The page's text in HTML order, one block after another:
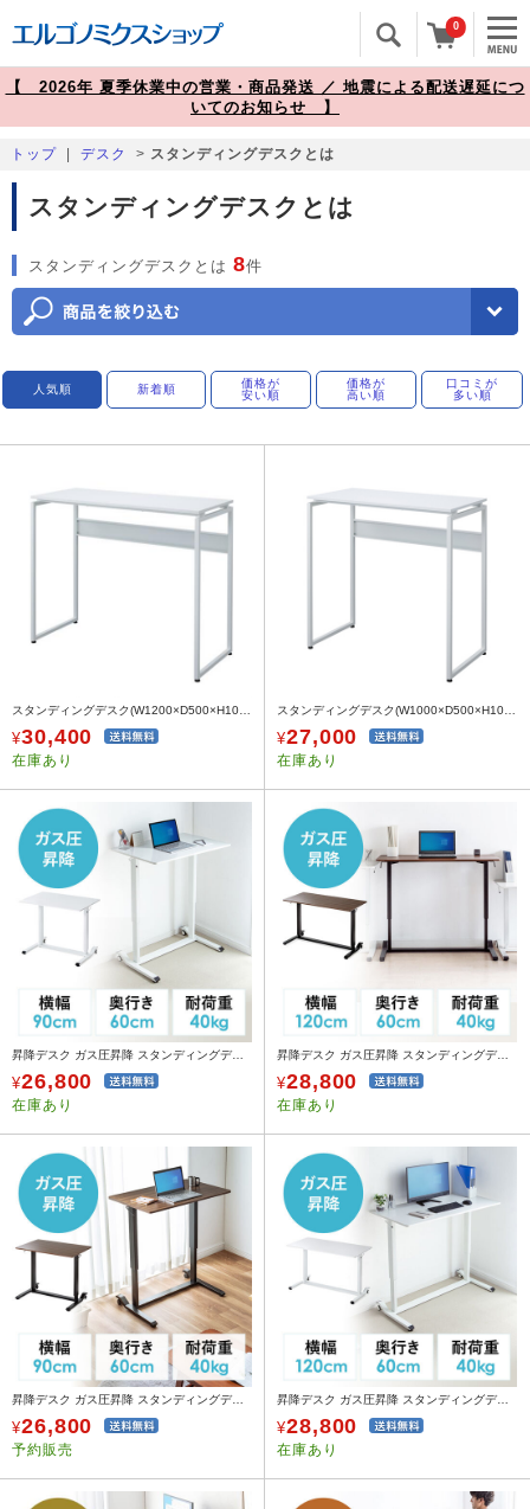
0
【 2026年 夏季休業中の営業・商品発送 ／ 地震による配送遅延につ
いてのお知らせ 】
トップ デスク > スタンディングデスクとは
スタンディングデスクとは
スタンディングデスクとは 8件
人気順 新着順
価格が
安い順
価格が
高い順
口コミが
多い順
¥30,400
在庫あり
¥27,000
在庫あり
昇降デスク ガス圧昇降 スタンディングデスク軽量 作業台 座りすぎ防止 幅90cm 奥行60cm ホワイト
¥26,800
在庫あり
昇降デスク ガス圧昇降 スタンディングデスク軽量 作業台 座りすぎ防止 幅120cm 奥行60cm 木目
¥28,800
在庫あり
昇降デスク ガス圧昇降 スタンディングデスク軽量 作業台 座りすぎ防止 幅90cm 奥行60cm 木目
¥26,800
予約販売
昇降デスク ガス圧昇降 スタンディングデスク軽量 作業台 座りすぎ防止 幅120cm 奥行60cm ホワイト
¥28,800
在庫あり